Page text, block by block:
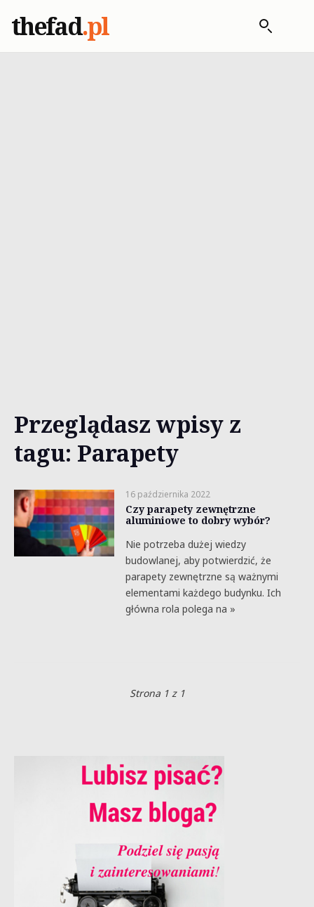
thefad.pl
Przeglądasz wpisy z
tagu: Parapety
16 października 2022
Czy parapety zewnętrzne
aluminiowe to dobry wybór?
Nie potrzeba dużej wiedzy
budowlanej, aby potwierdzić, że
parapety zewnętrzne są ważnymi
elementami każdego budynku. Ich
główna rola polega na »
Strona 1 z 1